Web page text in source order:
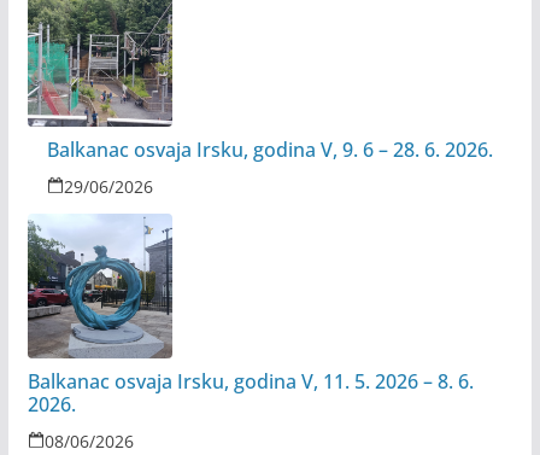
Balkanac osvaja Irsku, godina V, 9. 6 – 28. 6. 2026.
29/06/2026
Balkanac osvaja Irsku, godina V, 11. 5. 2026 – 8. 6.
2026.
08/06/2026